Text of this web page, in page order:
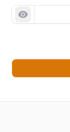
عرض